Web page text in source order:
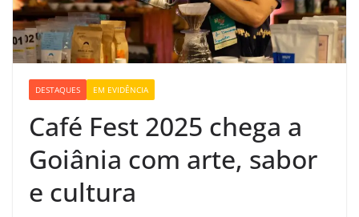
DESTAQUES EM EVIDÊNCIA
Café Fest 2025 chega a
Goiânia com arte, sabor
e cultura